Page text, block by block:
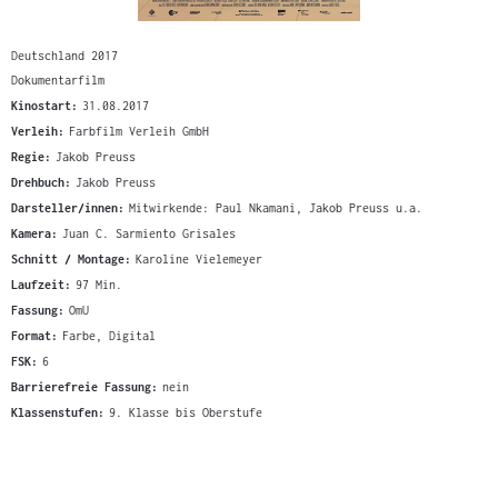
Deutschland 2017
Dokumentarfilm
Kinostart: 31.08.2017
Verleih: Farbfilm Verleih GmbH
Regie: Jakob Preuss
Drehbuch: Jakob Preuss
Darsteller/innen: Mitwirkende: Paul Nkamani, Jakob Preuss u.a.
Kamera: Juan C. Sarmiento Grisales
Schnitt / Montage: Karoline Vielemeyer
Laufzeit: 97 Min.
Fassung: OmU
Format: Farbe, Digital
FSK: 6
Barrierefreie Fassung: nein
Klassenstufen: 9. Klasse bis Oberstufe